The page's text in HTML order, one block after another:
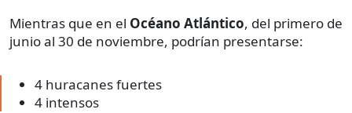
Mientras que en el Océano Atlántico, del primero de
junio al 30 de noviembre, podrían presentarse:
4 huracanes fuertes
4 intensos